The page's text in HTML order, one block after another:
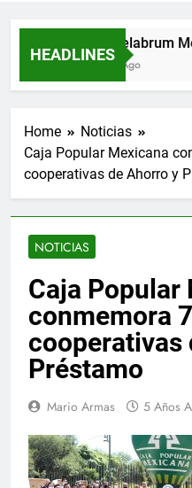
HEADLINES
Candelabrum
3 Días Ago
Home
Noticias
Caja Popular Mexicana
cooperativas de Ahorro y
NOTICIAS
Caja Popular
conmemora
cooperativas
Préstamo
Mario Armas 5 Años